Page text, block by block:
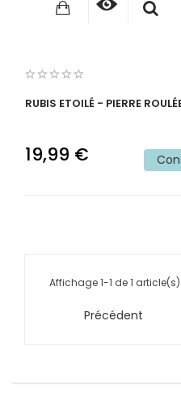
RUBIS ETOILÉ - PIERRE
19,99 €
Affichage 1-1 de 1 article(s)
Précédent